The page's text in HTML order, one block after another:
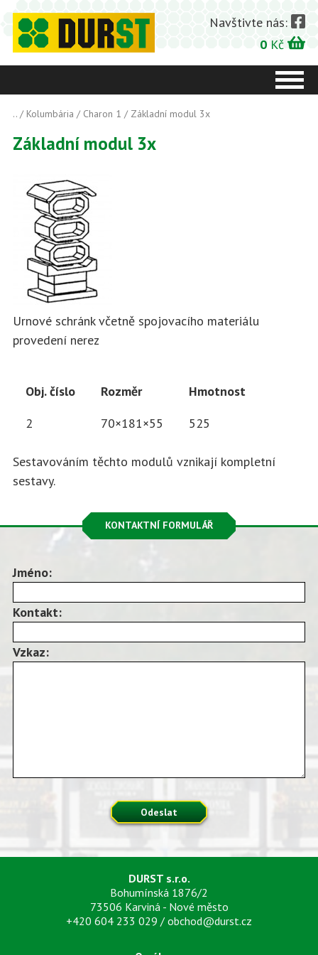
Navštivte nás:
0 Kč
.. / Kolumbária / Charon 1 / Základní modul 3x
Základní modul 3x
Urnové schránk včetně spojovacího materiálu
provedení nerez
Obj. číslo Rozměr
Hmotnost
2
70×181×55 525
Sestavováním těchto modulů vznikají kompletní
sestavy.
KONTAKTNÍ FORMULÁŘ
Jméno:
Kontakt:
Vzkaz:
Odeslat
DURST s.r.o.
Bohumínská 1876/2
73506 Karviná - Nové město
+420 604 233 029 / obchod@durst.cz